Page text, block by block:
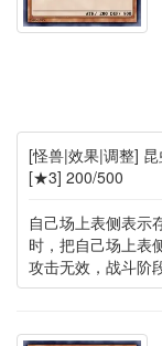
[怪兽|效果|调整]
[★3] 200/500
自己场上表侧表示
时，把自己场上表
攻击无效，战斗阶